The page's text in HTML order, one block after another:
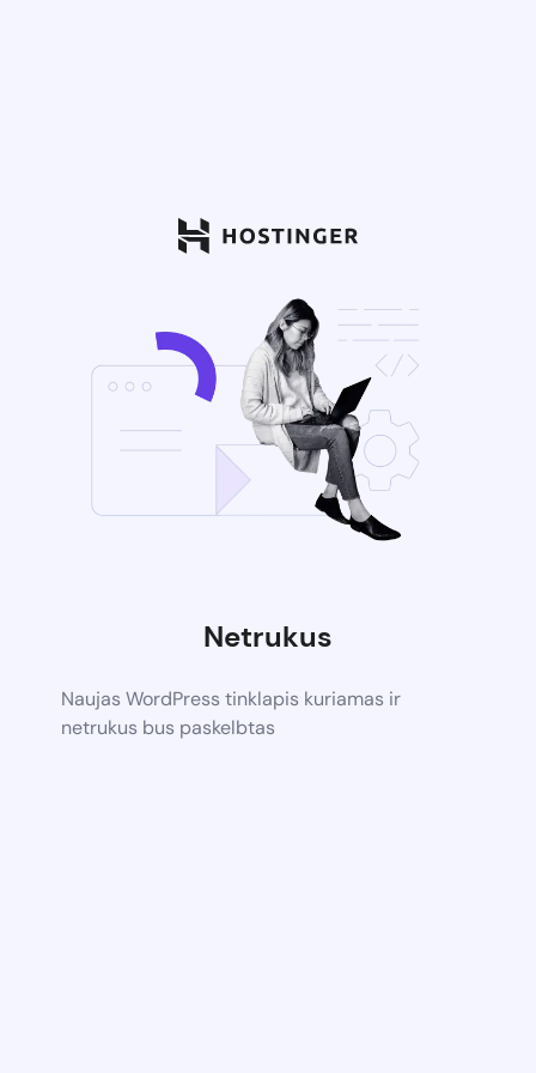
Netrukus
Naujas WordPress tinklapis kuriamas ir
netrukus bus paskelbtas